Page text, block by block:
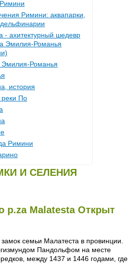
Римини: аквапарки,
- ахитектурный шедевр
Эмилия-Романья
Эмилия-Романья
история
реки По
Римини
И СЕЛЕНИЯ
p.za Malatesta Открыт
семьи Малатеста в провинции.
Пандольфом на месте
между 1437 и 1446 годами, где